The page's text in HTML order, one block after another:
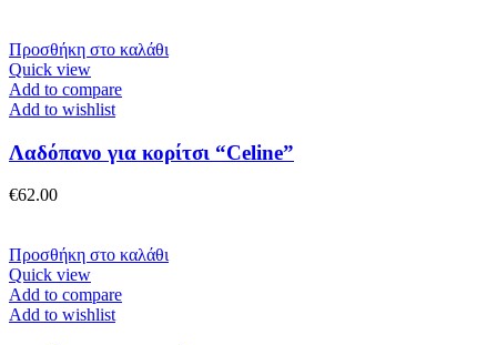
επιλεγούν
στη
σελίδα
του
προϊόντος
Προσθήκη στο καλάθι
Quick view
Add to compare
Add to wishlist
Λαδόπανο για κορίτσι “Celine”
€62.00
Προσθήκη στο καλάθι
Quick view
Add to compare
Add to wishlist